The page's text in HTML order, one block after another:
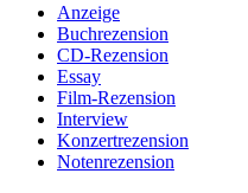
Anzeige
Buchrezension
CD-Rezension
Essay
Film-Rezension
Interview
Konzertrezension
Notenrezension